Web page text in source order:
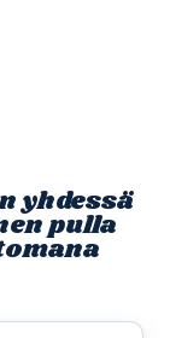
yhdessä
pulla